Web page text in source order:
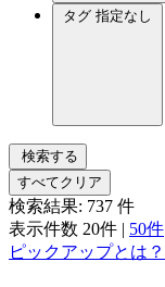
タグ 指定なし
検索する
すべてクリア
検索結果: 737 件
表示件数 20件 | 50件
ピックアップとは？